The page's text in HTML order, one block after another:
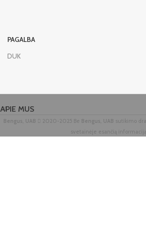
PAGALBA
DUK
APIE MUS
Bengus, UAB 2020-2025 Be Bengus, UAB sutikimo
svetainėje esančią